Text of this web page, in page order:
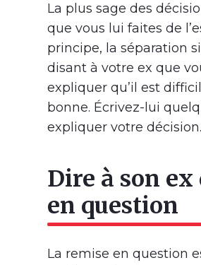
La plus sage des
que vous lui faites de
principe, la séparation
disant à votre ex que
expliquer qu’il est
bonne. Écrivez-lui
expliquer votre décision.
Dire à son
en question
La remise en question